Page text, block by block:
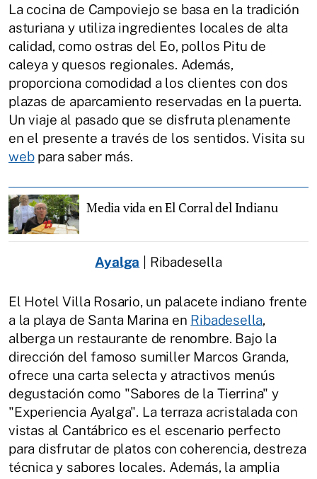
La cocina de Campoviejo se basa en la tradición
asturiana y utiliza ingredientes locales de alta
calidad, como ostras del Eo, pollos Pitu de
caleya y quesos regionales. Además,
proporciona comodidad a los clientes con dos
plazas de aparcamiento reservadas en la puerta.
Un viaje al pasado que se disfruta plenamente
en el presente a través de los sentidos. Visita su
webpara saber más.
Media vida en El Corral del Indianu
Ayalga | Ribadesella
El Hotel Villa Rosario, un palacete indiano frente
a la playa de Santa Marina en Ribadesella,
alberga un restaurante de renombre. Bajo la
dirección del famoso sumiller Marcos Granda,
ofrece una carta selecta y atractivos menús
degustación como "Sabores de la Tierrina" y
"Experiencia Ayalga". La terraza acristalada con
vistas al Cantábrico es el escenario perfecto
para disfrutar de platos con coherencia, destreza
técnica y sabores locales. Además, la amplia